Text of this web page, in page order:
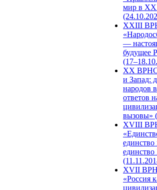
мир в
XXIII
—
будущее
XX ВРНС
и Запад:
народов
ответов
вызовы»
XVIII
единство
единство
XVII
«Россия